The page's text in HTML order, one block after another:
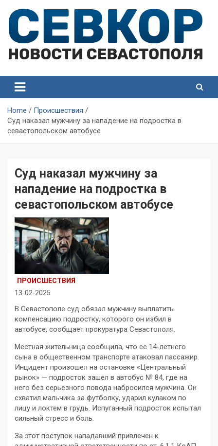
content
Севастополя
Севастополя
Home
Происшествия
Суд наказал мужчину за нападение на подростка в
севастопольском автобусе
Суд наказал мужчину за
нападение на подростка в
севастопольском автобусе
ПРОИСШЕСТВИЯ
13-02-2025
В Севастополе суд обязал мужчину выплатить
компенсацию подростку, которого он избил в
автобусе, сообщает прокуратура Севастополя.
Местная жительница сообщила, что ее 14-летнего
сына в общественном транспорте атаковал пассажир.
Инцидент произошел на остановке «Центральный
рынок» — подросток зашел в автобус № 84, где на
него без серьезного повода набросился мужчина. Он
схватил мальчика за футболку, ударил кулаком по
лицу и локтем в грудь. Испуганный подросток испытал
сильный стресс и боль.
За этот поступок нападавший привлечен к